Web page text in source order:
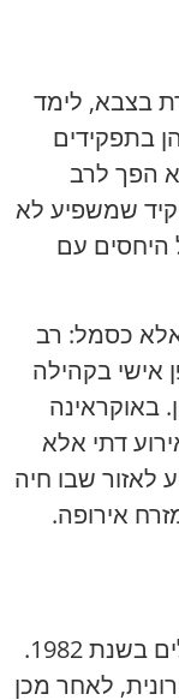
בצבא, לימד
בתפקידים
הרבניים. בסוף 2024 הוא הפך לרב
שמשפיע לא
היחסים עם
אלא כסמל: רב
אישי בקהילה
באוקראינה
דתי אלא
לאזור שבו חיה
אירופה.
מיכאל משה מלקיאלי נולד בירושלים בשנת 1982.
לאחר מכן